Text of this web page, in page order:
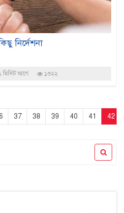
নির্দেশনা
মিনিট আগে ১৩২২
37 38 39 40 41 42